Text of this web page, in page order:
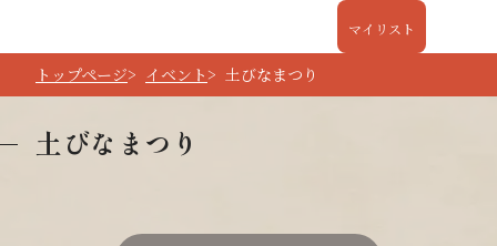
マイリスト
トップページ イベント 土びなまつり
土びなまつり